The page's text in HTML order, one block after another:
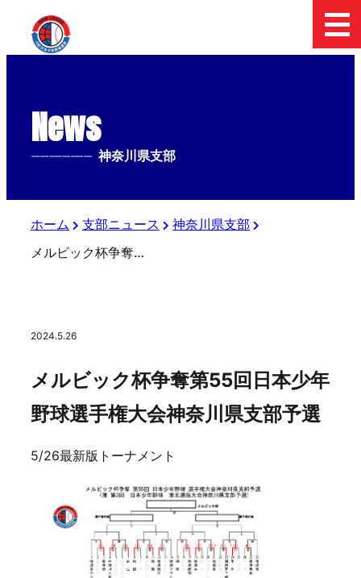
News
-------------- 神奈川県支部
ホーム 支部ニュース
神奈川県支部
メルビック杯争奪第55回日本少年野球選手権大会神奈川県支部予選
2024.5.26
メルビック杯争奪第55回日本少年
野球選手権大会神奈川県支部予選
5/26最新版トーナメント